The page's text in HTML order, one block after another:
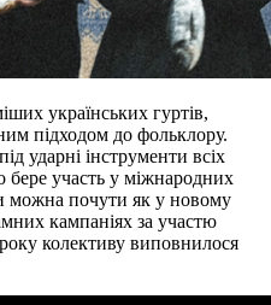
українських гуртів,
підходом до фольклору.
ударні інструменти всіх
бере участь у міжнародних
можна почути як у новому
кампаніях за участю
колективу виповнилося